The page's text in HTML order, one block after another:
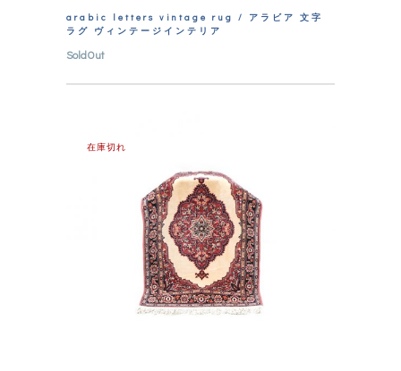
arabic letters vintage rug / アラビア 文字
ラグ ヴィンテージインテリア
SoldOut
在庫切れ